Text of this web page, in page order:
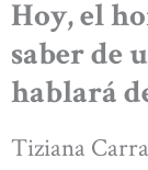
Hoy, el
saber de
hablará
Tiziana